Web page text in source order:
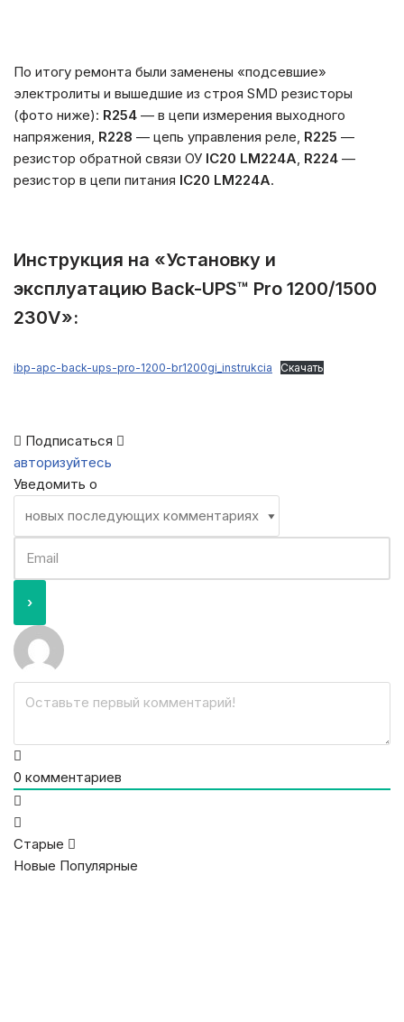
По итогу ремонта были заменены «подсевшие»
электролиты и вышедшие из строя SMD резисторы
(фото ниже): R254 — в цепи измерения выходного
напряжения, R228 — цепь управления реле, R225 —
резистор обратной связи ОУ IC20 LM224A, R224 —
резистор в цепи питания IC20 LM224A.
Инструкция на «Установку и
эксплуатацию Back-UPS™ Pro 1200/1500
230V»:
ibp-apc-back-ups-pro-1200-br1200gi_instrukcia Скачать
Подписаться
авторизуйтесь
Уведомить о
0 комментариев
Старые
Новые Популярные